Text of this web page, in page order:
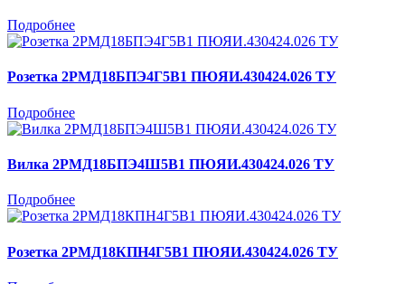
Подробнее
Розетка 2РМД18БПЭ4Г5В1 ПЮЯИ.430424.026 ТУ
Подробнее
Вилка 2РМД18БПЭ4Ш5В1 ПЮЯИ.430424.026 ТУ
Подробнее
Розетка 2РМД18КПН4Г5В1 ПЮЯИ.430424.026 ТУ